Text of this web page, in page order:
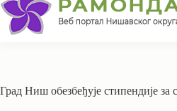
Град Ниш обезбеђује стипендије